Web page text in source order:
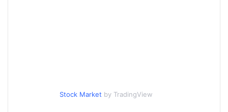
Stock Market by TradingView